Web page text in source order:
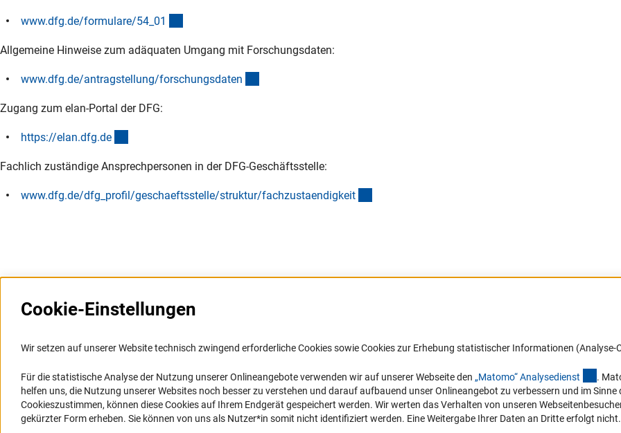
www.dfg.de/formulare/54_01
Allgemeine Hinweise zum adäquaten Umgang mit Forschungsdaten:
www.dfg.de/antragstellung/forschungsdaten
Zugang zum elan-Portal der DFG:
https://elan.dfg.de
Fachlich zuständige Ansprechpersonen in der DFG-Geschäftsstelle:
www.dfg.de/dfg_profil/geschaeftsstelle/struktur/fachzustaendigkeit
Informationssysteme
Portal Wissenschaftliche Integrität
GEPRIS
GEPRIS historisch
FAQ
Karriere
Logo und Corporate Design
mit Behinderungen
Erklärung zur Barrierefreiheit
Barriere melden
in Ihr Mailpostfach oder schauen
die Ausgaben online an.
Zum Newsletter
Cookie-Einstellungen
Wir setzen auf unserer Website technisch zwingend erforderliche Cookies sowie Cookies zur Erhebung statistischer Informationen (Analyse-
Für die statistische Analyse der Nutzung unserer Onlineangebote verwenden wir auf unserer Webseite den „Matomo“ Analysedienst
.
helfen uns, die Nutzung unserer Websites noch besser zu verstehen und darauf aufbauend unser Onlineangebot zu verbessern und im
Cookieszustimmen, können diese Cookies auf Ihrem Endgerät gespeichert werden. Wir werten das Verhalten von unseren
gekürzter Form erheben. Sie können von uns als Nutzer*in somit nicht identifiziert werden. Eine Weitergabe Ihrer Daten an Dritte erfolgt nicht.